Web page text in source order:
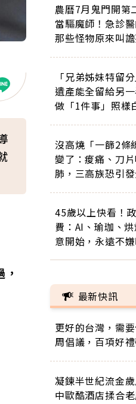
農曆7月鬼門開第
當驅魔師！急診
那些怪物原來叫
「兄弟姊妹特留
遺產能全留給另
做「1件事」照樣
沒高燒「一篩2條
變了：痠痛、刀
肺，三高族恐引
45歲以上快看！
費：AI、瑜珈、
意開始，永遠不
最新快訊
更好的台灣，需
周倡議，百項好禮
凝鍊半世紀流金
中歐酷酒店揉合